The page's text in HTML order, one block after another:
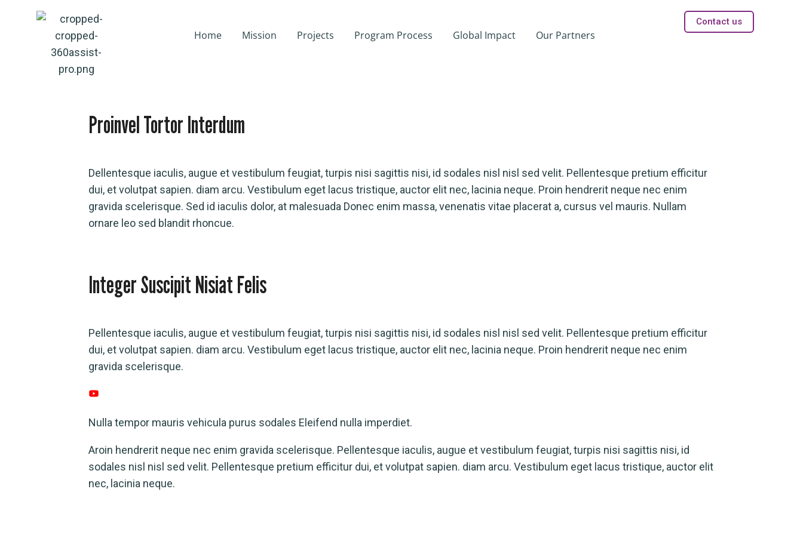
Home Mission Projects Program Process Global Impact Our Partners
Contact us
Proinvel Tortor Interdum
Dellentesque iaculis, augue et vestibulum feugiat, turpis nisi sagittis nisi, id sodales nisl nisl sed velit. Pellentesque pretium efficitur
dui, et volutpat sapien. diam arcu. Vestibulum eget lacus tristique, auctor elit nec, lacinia neque. Proin hendrerit neque nec enim
gravida scelerisque. Sed id iaculis dolor, at malesuada Donec enim massa, venenatis vitae placerat a, cursus vel mauris. Nullam
ornare leo sed blandit rhoncue.
Integer Suscipit Nisiat Felis
Pellentesque iaculis, augue et vestibulum feugiat, turpis nisi sagittis nisi, id sodales nisl nisl sed velit. Pellentesque pretium efficitur
dui, et volutpat sapien. diam arcu. Vestibulum eget lacus tristique, auctor elit nec, lacinia neque. Proin hendrerit neque nec enim
gravida scelerisque.
Nulla tempor mauris vehicula purus sodales Eleifend nulla imperdiet.
Aroin hendrerit neque nec enim gravida scelerisque. Pellentesque iaculis, augue et vestibulum feugiat, turpis nisi sagittis nisi, id
sodales nisl nisl sed velit. Pellentesque pretium efficitur dui, et volutpat sapien. diam arcu. Vestibulum eget lacus tristique, auctor elit
nec, lacinia neque.